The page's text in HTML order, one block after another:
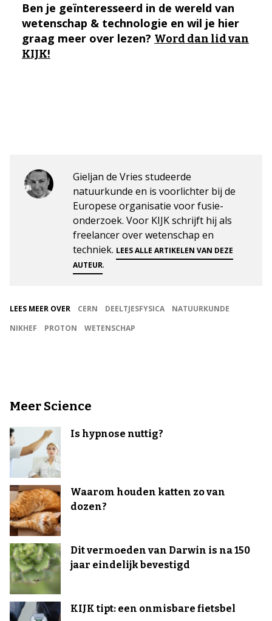
Ben je geïnteresseerd in de wereld van
wetenschap & technologie en wil je hier
graag meer over lezen? Word dan lid van
KIJK!
Gieljan de Vries studeerde
natuurkunde en is voorlichter bij de
Europese organisatie voor fusie-
onderzoek. Voor KIJK schrijft hij als
freelancer over wetenschap en
techniek. LEES ALLE ARTIKELEN VAN DEZE
AUTEUR.
LEES MEER OVER CERN DEELTJESFYSICA
NATUURKUNDE
NIKHEF
PROTON WETENSCHAP
Meer Science
Is hypnose nuttig?
Waarom houden katten zo van
dozen?
Dit vermoeden van Darwin is na 150
jaar eindelijk bevestigd
KIJK tipt: een onmisbare fietsbel